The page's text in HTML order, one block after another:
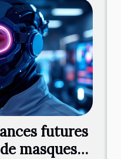
futures
masques